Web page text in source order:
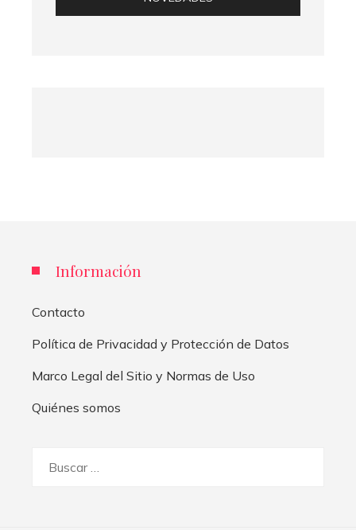
Información
Contacto
Política de Privacidad y Protección de Datos
Marco Legal del Sitio y Normas de Uso
Quiénes somos